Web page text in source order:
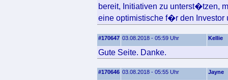
bereit, Initiativen zu unterst�tzen,
eine optimistische f�r den Investor
#170647 03.08.2018 - 05:59 Uhr Kellie
Gute Seite. Danke.
#170646 03.08.2018 - 05:55 Uhr Jayne